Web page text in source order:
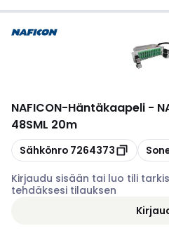
NAFICON-Häntäkaapeli -
48SML 20m
Kopioi
Sähkönro 7264373 Kopioi
Kirjaudu sisään tai luo tili
tehdäksesi tilauksen